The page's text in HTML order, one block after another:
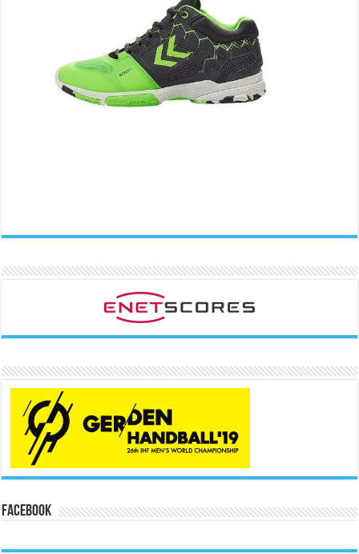
Facebook